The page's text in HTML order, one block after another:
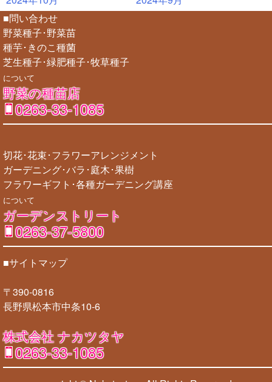
■問い合わせ
野菜種子･野菜苗
種芋･きのこ種菌
芝生種子･緑肥種子･牧草種子
について
野菜の種苗店
0263-33-1085
切花･花束･フラワーアレンジメント
ガーデニング･バラ･庭木･果樹
フラワーギフト･各種ガーデニング講座
について
ガーデンストリート
0263-37-5800
■サイトマップ
〒390-0816
長野県松本市中条10-6
株式会社 ナカツタヤ
0263-33-1085